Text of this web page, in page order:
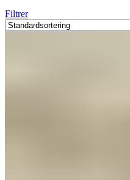
Filtrer